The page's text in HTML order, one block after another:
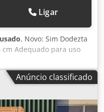
Ligar
usado, Novo: Sim Dodezta
cm Adequado para uso
Anúncio classificado